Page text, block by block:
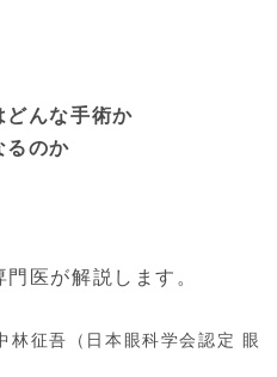
どんな手術か
るのか
医が解説します。
林征吾（日本眼科学会認定 眼